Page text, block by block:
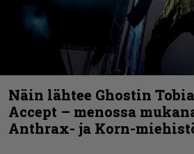
Näin lähtee Ghostin
Accept – menossa
Anthrax- ja Korn-